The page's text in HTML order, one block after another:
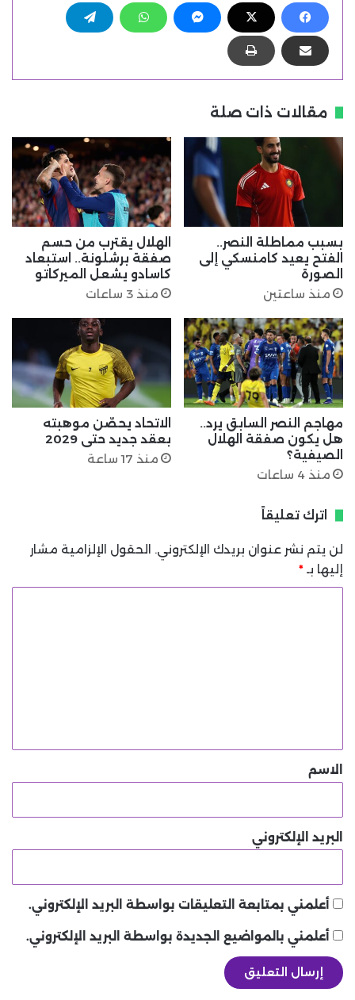
مقالات ذات صلة
بسبب مماطلة النصر..
الفتح يعيد كامنسكي إلى
الصورة
منذ ساعتين
الهلال يقترب من حسم
صفقة برشلونة.. استبعاد
كاسادو يشعل الميركاتو
منذ 3 ساعات
مهاجم النصر السابق يرد..
هل يكون صفقة الهلال
الصيفية؟
منذ 4 ساعات
الاتحاد يحصّن موهبته
بعقد جديد حتى 2029
منذ 17 ساعة
اترك تعليقاً
لن يتم نشر عنوان بريدك الإلكتروني. الحقول الإلزامية مشار
إليها بـ *
*الاسم
البريد الإلكتروني
أعلمني بمتابعة التعليقات بواسطة البريد الإلكتروني.
أعلمني بالمواضيع الجديدة بواسطة البريد الإلكتروني.